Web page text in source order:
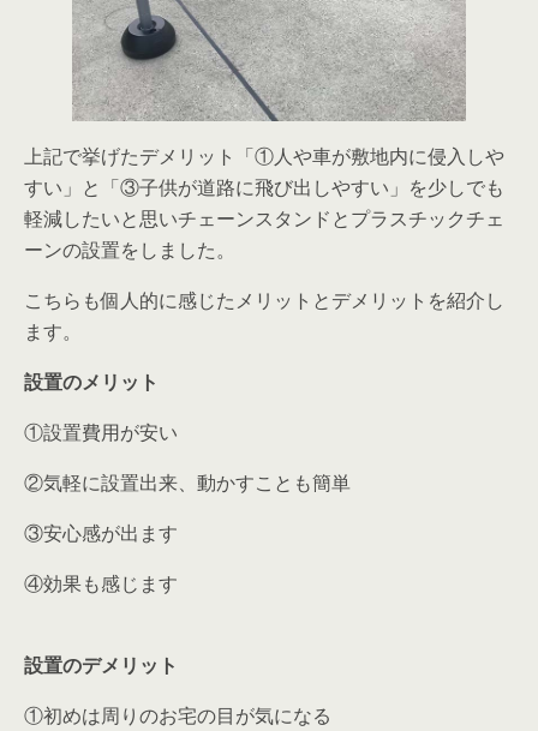
上記で挙げたデメリット「①人や車が敷地内に侵入しや
すい」と「③子供が道路に飛び出しやすい」を少しでも
軽減したいと思いチェーンスタンドとプラスチックチェ
ーンの設置をしました。
こちらも個人的に感じたメリットとデメリットを紹介し
ます。
設置のメリット
①設置費用が安い
②気軽に設置出来、動かすことも簡単
③安心感が出ます
④効果も感じます
設置のデメリット
①初めは周りのお宅の目が気になる